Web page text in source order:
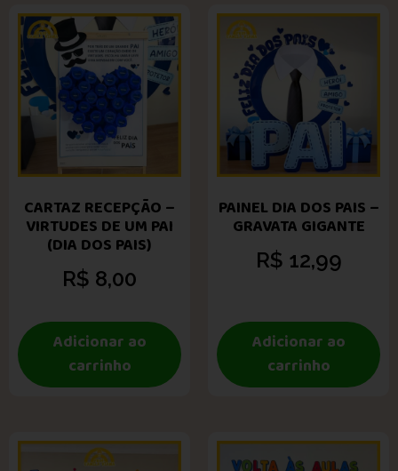
CARTAZ RECEPÇÃO –
VIRTUDES DE UM PAI
(DIA DOS PAIS)
R$ 8,00
Adicionar ao
carrinho
PAINEL DIA DOS PAIS –
GRAVATA GIGANTE
R$ 12,99
Adicionar ao
carrinho